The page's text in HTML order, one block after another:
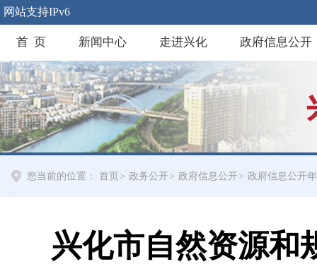
网站支持IPv6
首 页 新闻中心 走进兴化 政府信息公开
您当前的位置： 首页 > 政务公开> 政府信息公开> 政府信息公开
兴化市自然资源和